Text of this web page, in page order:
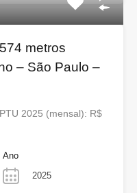
metros
– São Paulo –
2025 (mensal): R$
Ano
2025